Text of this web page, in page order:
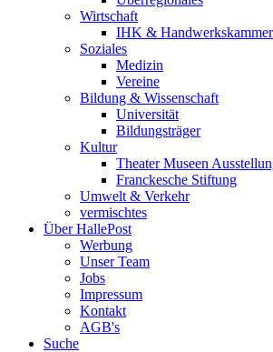
Wirtschaft
IHK & Handwerkskammer
Soziales
Medizin
Vereine
Bildung & Wissenschaft
Universität
Bildungsträger
Kultur
Theater Museen
Franckesche Stiftung
Umwelt & Verkehr
vermischtes
Über HallePost
Werbung
Unser Team
Jobs
Impressum
Kontakt
AGB's
Suche